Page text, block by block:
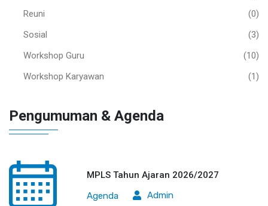
Reuni
(0)
Sosial
(3)
Workshop Guru
(10)
Workshop Karyawan
(1)
Pengumuman & Agenda
MPLS Tahun Ajaran 2026/2027
Agenda
Admin